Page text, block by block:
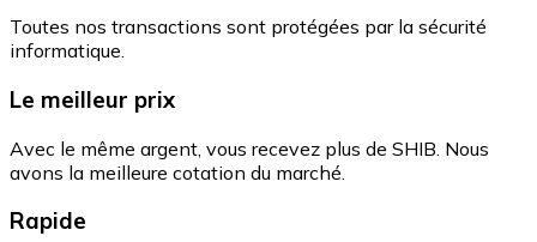
Toutes nos transactions sont protégées par la sécurité
informatique.
Le meilleur prix
Avec le même argent, vous recevez plus de SHIB. Nous
avons la meilleure cotation du marché.
Rapide